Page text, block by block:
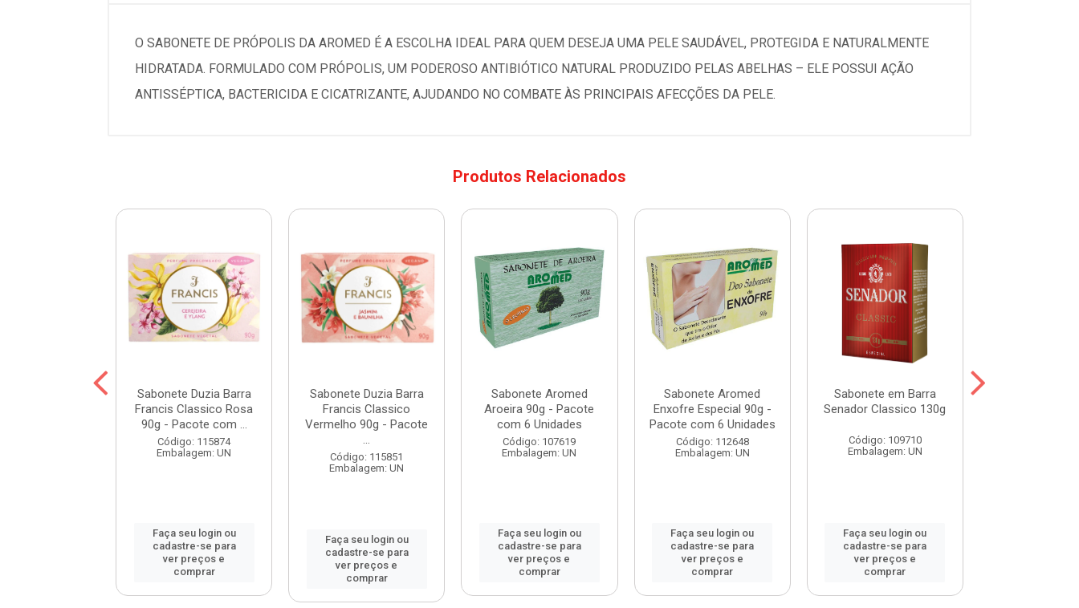
O SABONETE DE PRÓPOLIS DA AROMED É A ESCOLHA IDEAL PARA QUEM DESEJA UMA PELE SAUDÁVEL, PROTEGIDA E NATURALMENTE
HIDRATADA. FORMULADO COM PRÓPOLIS, UM PODEROSO ANTIBIÓTICO NATURAL PRODUZIDO PELAS ABELHAS – ELE POSSUI AÇÃO
ANTISSÉPTICA, BACTERICIDA E CICATRIZANTE, AJUDANDO NO COMBATE ÀS PRINCIPAIS AFECÇÕES DA PELE.
Produtos Relacionados
Sabonete Duzia Barra
Francis Classico Rosa
90g - Pacote com ...
Código: 115874
Embalagem: UN
Faça seu login ou
cadastre-se para
ver preços e
comprar
Sabonete Duzia Barra
Francis Classico
Vermelho 90g - Pacote
...
Código: 115851
Embalagem: UN
Faça seu login ou
cadastre-se para
ver preços e
comprar
Sabonete Aromed
Aroeira 90g - Pacote
com 6 Unidades
Código: 107619
Embalagem: UN
Faça seu login ou
cadastre-se para
ver preços e
comprar
Sabonete Aromed
Enxofre Especial 90g -
Pacote com 6 Unidades
Código: 112648
Embalagem: UN
Faça seu login ou
cadastre-se para
ver preços e
comprar
Sabonete em Barra
Senador Classico 130g
Código: 109710
Embalagem: UN
Faça seu login ou
cadastre-se para
ver preços e
comprar